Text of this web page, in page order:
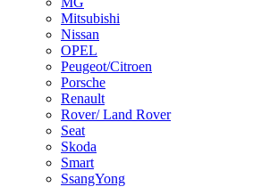
Mitsubishi
Nissan
OPEL
Peugeot/Citroen
Porsche
Renault
Rover/ Land Rover
Seat
Skoda
Smart
SsangYong